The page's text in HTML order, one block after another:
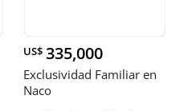
US$ 335,000
Exclusividad Familiar en
Naco